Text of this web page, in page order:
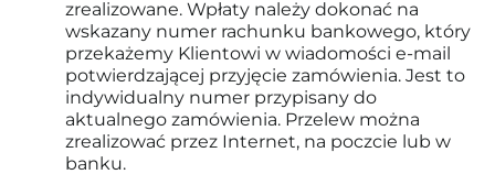
zrealizowane. Wpłaty należy dokonać na
wskazany numer rachunku bankowego, który
przekażemy Klientowi w wiadomości e-mail
potwierdzającej przyjęcie zamówienia. Jest to
indywidualny numer przypisany do
aktualnego zamówienia. Przelew można
zrealizować przez Internet, na poczcie lub w
banku.